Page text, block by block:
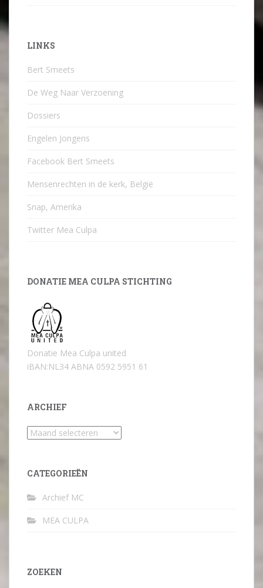
LINKS
Bert Smeets
De Weg Naar Verzoening
Dossiers
Engelen Jongens
Facebook Bert Smeets
Mensenrechten in de kerk, België
Snap, Amerika
Twitter Mea Culpa
DONATIE MEA CULPA STICHTING
Donatie Mea Culpa united
iBAN:NL34 ABNA 0592 5951 61
ARCHIEF
Archief
CATEGORIEËN
Archief MC
MEA CULPA
ZOEKEN